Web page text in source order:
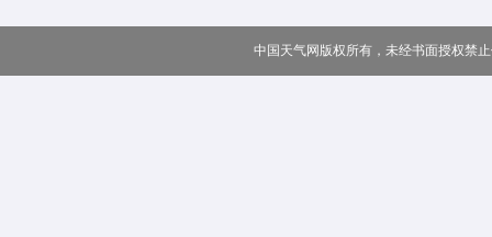
中国天气网版权所有，未经书面授权